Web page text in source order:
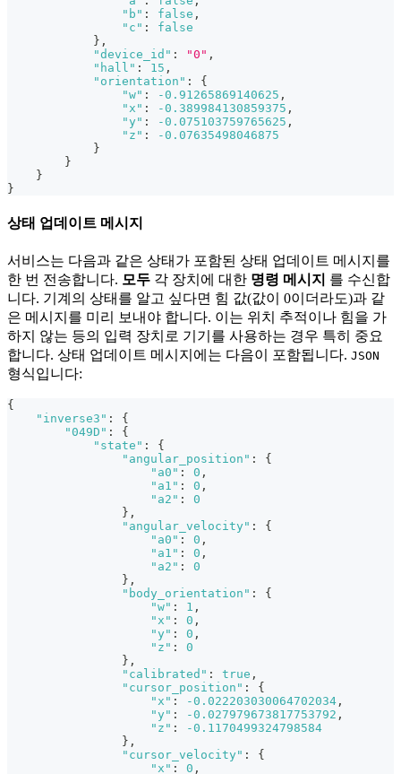
"b" : false ,
"c" :
false
} ,
"device_id" : "0" ,
"hall" : 15 ,
"orientation" :
{
"w" : -0.91265869140625 ,
"x" : -0.389984130859375 ,
"y" : -0.075103759765625 ,
"z" :
-0.07635498046875
}
}
}
}
상태 업데이트 메시지
서비스는 다음과 같은 상태가 포함된 상태 업데이트 메시지를
한 번 전송합니다. 모두 각 장치에 대한 명령 메시지 를 수신합
니다. 기계의 상태를 알고 싶다면 힘 값(값이 0이더라도)과 같
은 메시지를 미리 보내야 합니다. 이는 위치 추적이나 힘을 가
하지 않는 등의 입력 장치로 기기를 사용하는 경우 특히 중요
합니다. 상태 업데이트 메시지에는 다음이 포함됩니다. JSON
형식입니다:
{
"inverse3" :
{
"049D" :
{
"state" :
{
"angular_position" :
{
"a0" : 0 ,
"a1" : 0 ,
"a2" :
0
} ,
"angular_velocity" :
{
"a0" : 0 ,
"a1" : 0 ,
"a2" :
0
} ,
"body_orientation" :
{
"w" : 1 ,
"x" : 0 ,
"y" : 0 ,
"z" :
0
} ,
"calibrated" : true ,
"cursor_position" :
{
"x" : -0.022203030064702034 ,
"y" : -0.027979673817753792 ,
"z" :
-0.1170499324798584
} ,
"cursor_velocity" :
{
"x" : 0 ,